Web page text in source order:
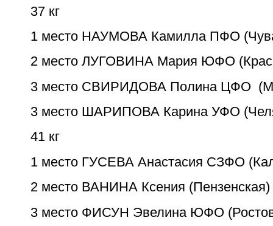
37 кг
1 место НАУМОВА Камилла ПФО
2 место ЛУГОВИНА Мария ЮФО
3 место СВИРИДОВА Полина ЦФО
3 место ШАРИПОВА Карина УФО
41 кг
1 место ГУСЕВА Анастасия CЗФО
2 место ВАНИНА Ксения (Пензенская)
3 место ФИСУН Эвелина ЮФО